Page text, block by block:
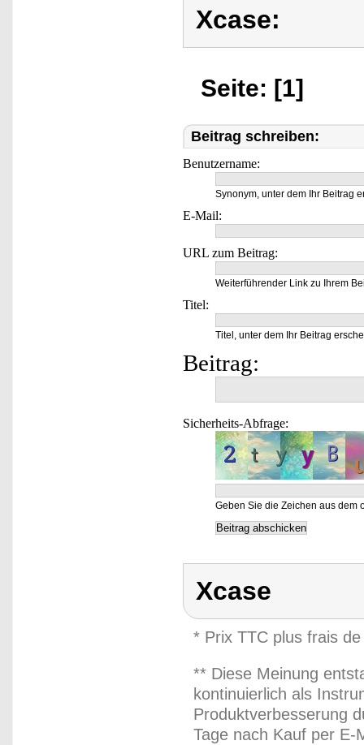
Xcase:
Seite: [1]
Beitrag schreiben:
Benutzername:
Synonym, unter dem Ihr Beitrag
E-Mail:
URL zum Beitrag:
Weiterführender Link zu Ihrem
Titel:
Titel, unter dem Ihr Beitrag
Beitrag:
Sicherheits-Abfrage:
Geben Sie die Zeichen aus dem
Xcase
* Prix TTC plus frais
** Diese Meinung
kontinuierlich als
Produktverbesserung
Tage nach Kauf per E-